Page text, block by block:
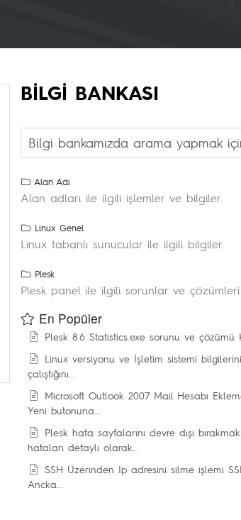
BILGI BANKASI
Alan Adı
Alan adları ile ilgili işlemler ve bilgiler.
Linux Genel
Linux tabanlı sunucular ile ilgili bilgiler.
Plesk
Plesk panel ile ilgili sorunlar ve çözümleri
En Popüler
Plesk 8.6 Statistics.exe sorunu ve çözümü
Linux versiyonu ve İşletim sistemi
çalıştığını...
Microsoft Outlook 2007 Mail Hesabı
Yeni butonuna...
Plesk hata sayfalarını devre dışı bırakmak.
hataları detaylı olarak...
SSH Üzerinden Ip adresini silme işlemi
Ancka...